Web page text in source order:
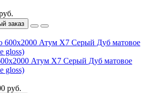
заказ
Атум Х7 Серый Дуб матовое
gloss)
руб.